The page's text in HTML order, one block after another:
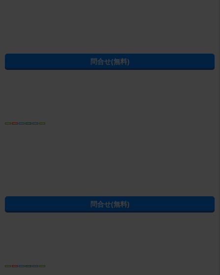
09:00～18:00 火曜・水曜定休
お電話をおかけの際は、お問合せ番号C03000010-00000099115